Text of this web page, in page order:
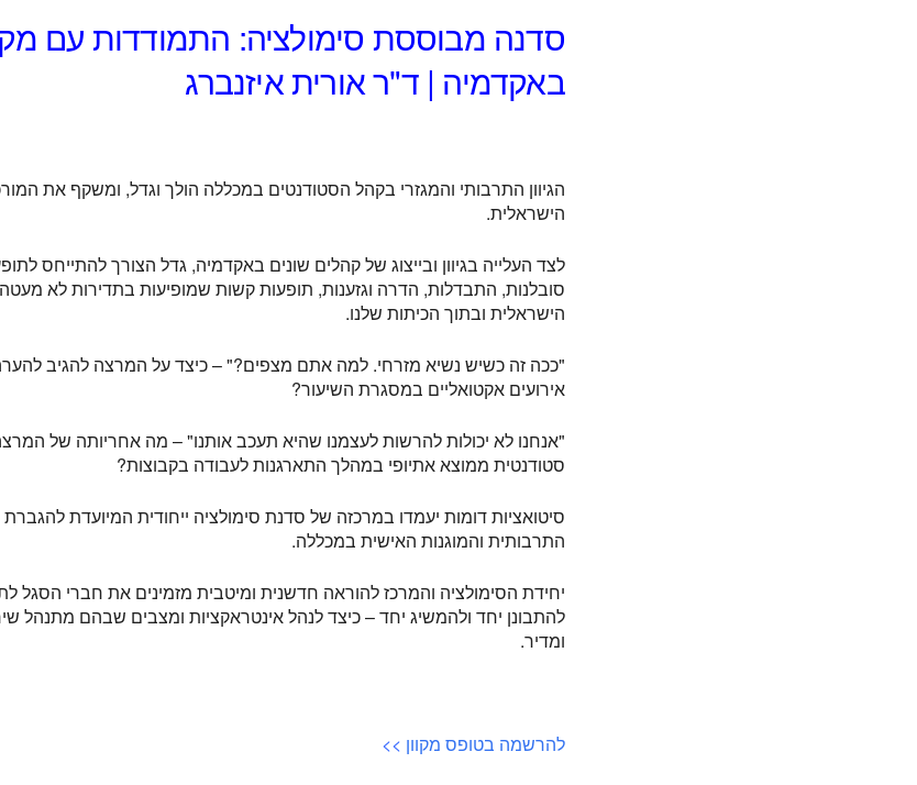
סדנה מבוססת סימולציה: התמודדות עם
באקדמיה | ד"ר אורית איזנברג
הגיוון התרבותי והמגזרי בקהל הסטודנטים במכללה הולך וגדל, ומשקף את
הישראלית.
לצד העלייה בגיוון ובייצוג של קהלים שונים באקדמיה, גדל הצורך להתייחס
סובלנות, התבדלות, הדרה וגזענות, תופעות קשות שמופיעות בתדירות לא
הישראלית ובתוך הכיתות שלנו.
"ככה זה כשיש נשיא מזרחי. למה אתם מצפים?" – כיצד על המרצה להגיב
אירועים אקטואליים במסגרת השיעור?
"אנחנו לא יכולות להרשות לעצמנו שהיא תעכב אותנו" – מה אחריותה של
סטודנטית ממוצא אתיופי במהלך התארגנות לעבודה בקבוצות?
סיטואציות דומות יעמדו במרכזה של סדנת סימולציה ייחודית המיועדת
התרבותית והמוגנות האישית במכללה.
יחידת הסימולציה והמרכז להוראה חדשנית ומיטבית מזמינים את חברי הסגל
להתבונן יחד ולהמשיג יחד – כיצד לנהל אינטראקציות ומצבים שבהם מתנהל שיח
ומדיר.
להרשמה בטופס מקוון >>